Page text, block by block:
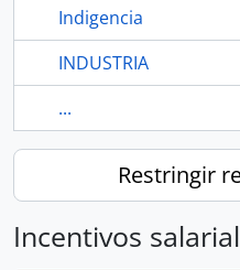
Indigencia
INDUSTRIA
...
Restringir
Incentivos